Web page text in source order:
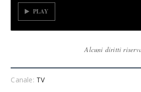
PLAY
Alcuni diritti
Canale: TV